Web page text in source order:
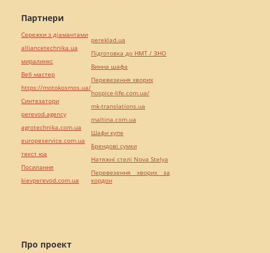
Про проект
Партнери
Сережки з діамантами
alliancetechnika.ua
миралинкс
Веб мастер
https://motokosmos.ua/
Синтезатори
perevod.agency
agrotechnika.com.ua
europeservice.com.ua
текст юа
Посилання
kievperevod.com.ua
pereklad.ua
Підготовка до НМТ / ЗНО
Винна шафа
Перевезення хворих
hospice-life.com.ua/
mk-translations.ua
maltina.com.ua
Шафи купе
Брендові сумки
Натяжні стелі Nova Stelya
Перевезення хворих за
кордон